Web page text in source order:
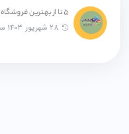
5 تا از بهترین فروشگاه ساز ایرانی
28 شهریور 1403 ساعت 13:35